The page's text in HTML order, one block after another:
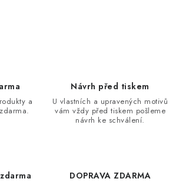
a
Návrh před tiskem
U vlastních a upravených motivů
vám vždy před tiskem pošleme
návrh ke schválení.
DOPRAVA ZDARMA